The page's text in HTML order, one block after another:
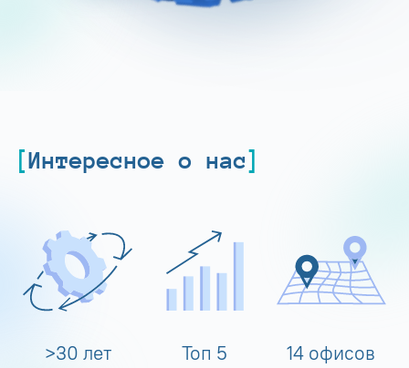
Интересное о нас
>30 лет Топ 5 14 офисов